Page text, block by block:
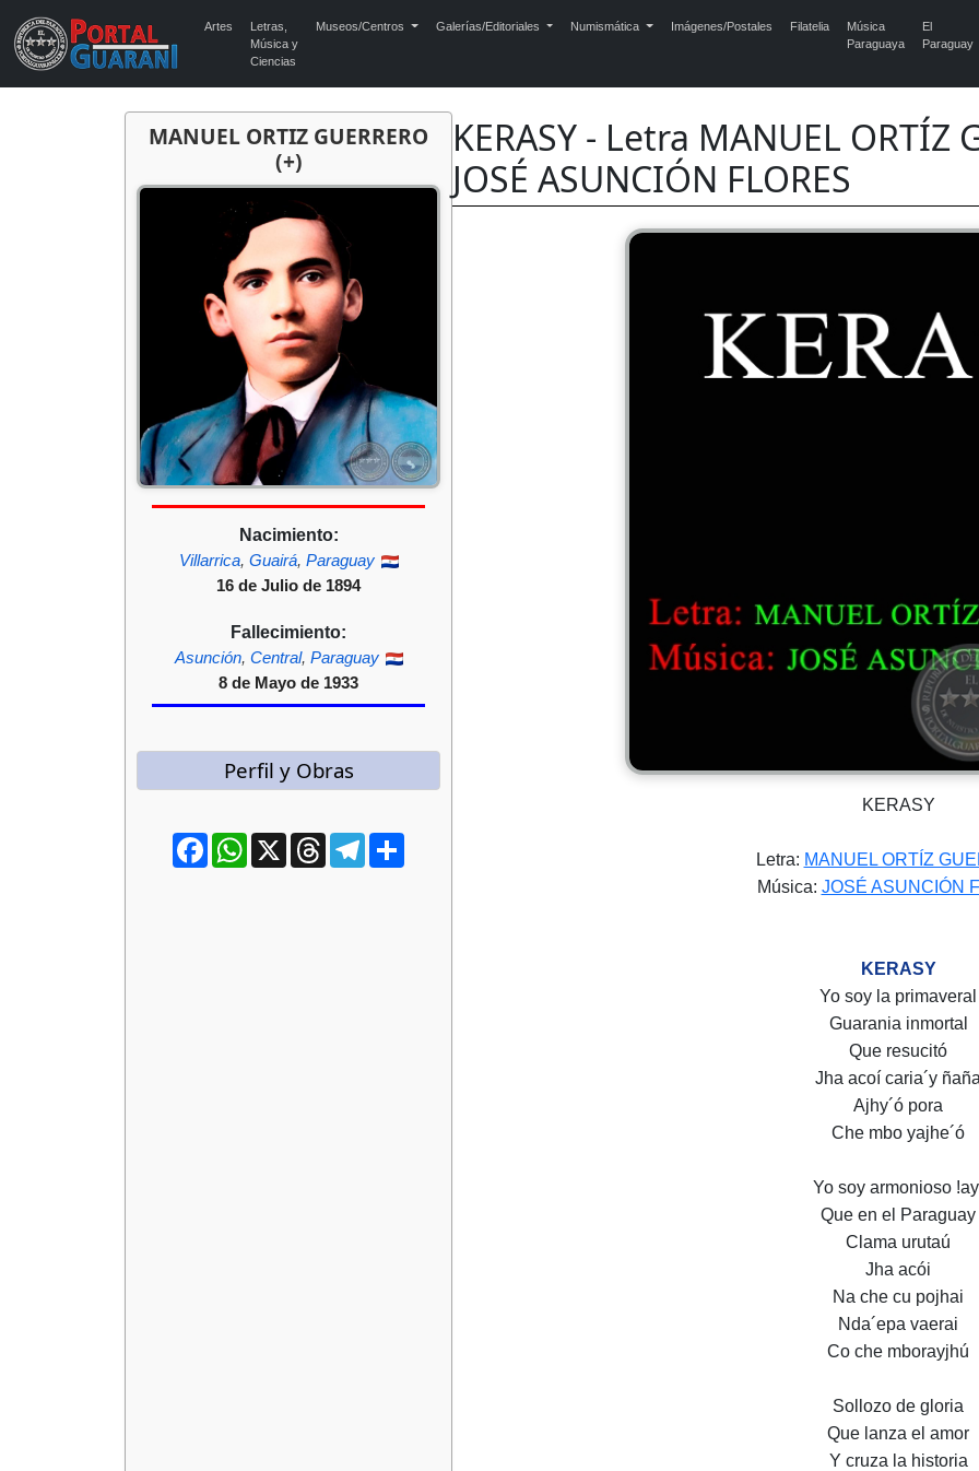
Artes
Letras,
Música y
Ciencias
Museos/Centros Galerías/Editoriales Numismática Imágenes/Postales Filatelia
Música
Paraguaya
El
Paraguay
MANUEL ORTIZ GUERRERO
(+)
Nacimiento:
Villarrica, Guairá, Paraguay
16 de Julio de 1894
Fallecimiento:
Asunción, Central, Paraguay
8 de Mayo de 1933
Perfil y Obras
FacebookWhatsApp
X ThreadsTelegram
KERASY - Letra MANUEL ORTÍZ
JOSÉ ASUNCIÓN FLORES
KERASY
Letra: MANUEL ORTÍZ
Música: JOSÉ ASUNCIÓN
KERASY
Yo soy la primaveral
Guarania inmortal
Que resucitó
Jha acoí caria´y
Ajhy´ó pora
Che mbo yajhe´ó
Yo soy armonioso
Que en el Paraguay
Clama urutaú
Jha acói
Na che cu pojhai
Nda´epa vaerai
Co che mborayjhú
Sollozo de gloria
Que lanza el amor
Y cruza la historia